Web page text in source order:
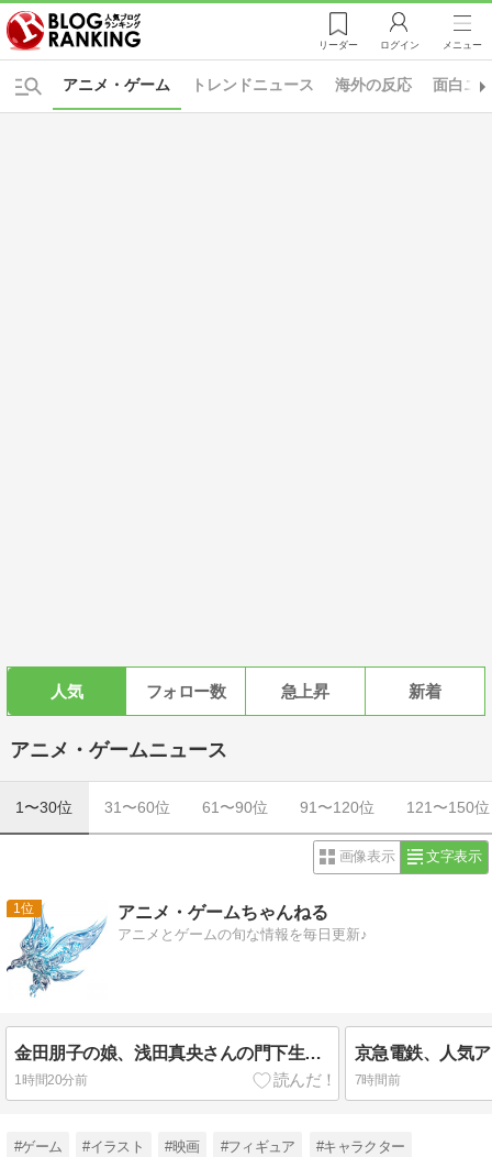
リーダー ログイン メニュー
アニメ・ゲーム トレンドニュース 海外の反応 面白ニ
人気 フォロー数 急上昇 新着
アニメ・ゲームニュース
1〜30位 31〜60位 61〜90位 91〜120位 121〜150位
画像表示 文字表示
1 アニメ・ゲームちゃんねる
アニメとゲームの旬な情報を毎日更新♪
金田朋子の娘、浅田真央さんの門下生に 報告に反響「デカくなってる!」「日本のエースになってね!」
1時間20分前 7時間前
#ゲーム #イラスト #映画 #フィギュア #キャラクター